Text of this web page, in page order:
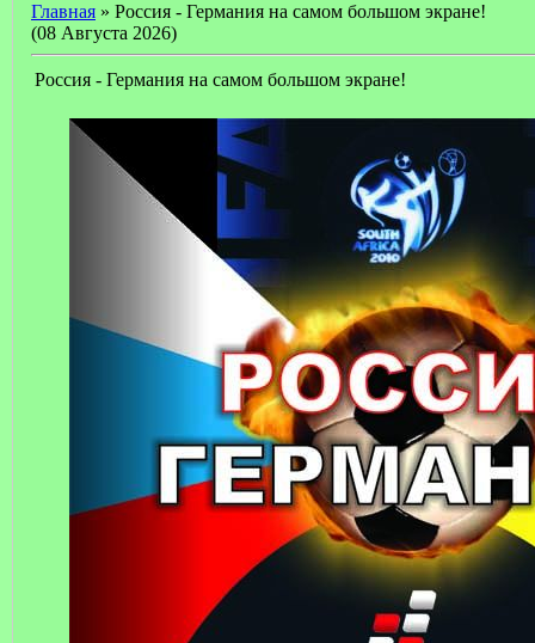
Главная » Россия - Германия на самом большом экране!
(08 Августа 2026)
Россия - Германия на самом большом экране!